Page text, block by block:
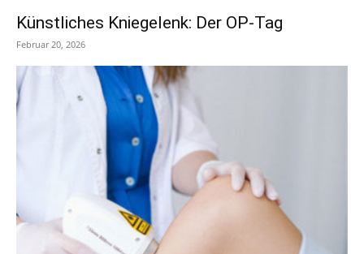
Künstliches Kniegelenk: Der OP-Tag
Februar 20, 2026